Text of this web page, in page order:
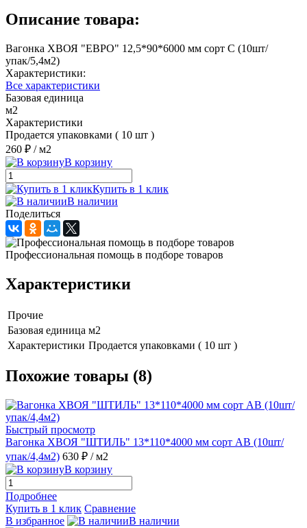
Описание товара:
Вагонка ХВОЯ "ЕВРО" 12,5*90*6000 мм сорт С (10шт/
упак/5,4м2)
Характеристики:
Все характеристики
Базовая единица
м2
Характеристики
Продается упаковками ( 10 шт )
260 ₽ / м2
В корзину
Купить в 1 клик
В наличии
Поделиться
Профессиональная помощь в подборе товаров
Характеристики
Прочие
Базовая единица м2
Характеристики Продается упаковками ( 10 шт )
Похожие товары (8)
Быстрый просмотр
Вагонка ХВОЯ "ШТИЛЬ" 13*110*4000 мм сорт АВ (10шт/
упак/4,4м2) 630 ₽ / м2
В корзину
Подробнее
Купить в 1 клик Сравнение
В избранное
В наличии